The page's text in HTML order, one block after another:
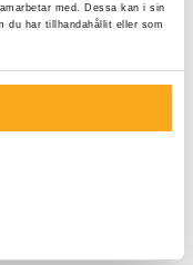
med. Dessa kan i sin
du har tillhandahållit eller som
runt! Använd vår
på "Kontakta
ställ din fråga. Du
Vi strävar
Tel: +31